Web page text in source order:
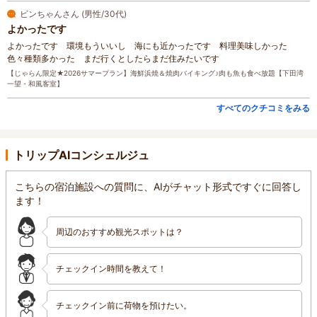
ビンちゃんさん (男性/30代)
よかったです
よかったです 環境もういいし 海にも近かったです 料理美味しかった
色々種類多かった まだ行くとしたらまだ住みたいです
【じゃらん限定★2026サマープラン】海鮮浜焼＆焼肉バイキング♪肉も魚も食べ放題【下田湾
一望・和風客室】
すべてのクチコミをみる
トリップAIコンシェルジュ
こちらの宿泊施設への質問に、AIがチャット形式ですぐに回答し
ます！
周辺のおすすめ観光スポットは？
チェックイン時間を教えて！
チェックイン前に荷物を預けたい。